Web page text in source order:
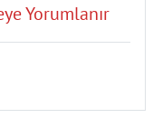
Yorumlanır